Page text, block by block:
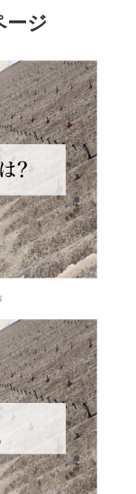
ージ